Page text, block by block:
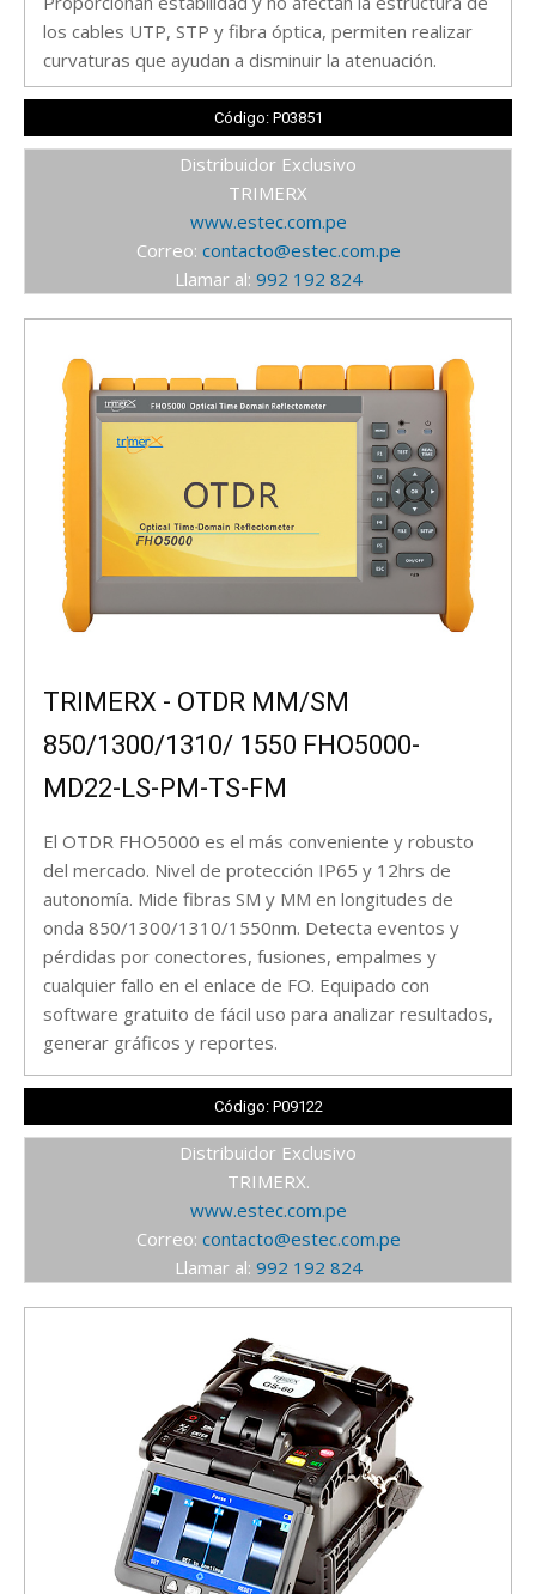
los cables UTP, STP y fibra óptica, permiten realizar
curvaturas que ayudan a disminuir la atenuación.
Código: P03851
Distribuidor Exclusivo
TRIMERX
www.estec.com.pe
Correo: contacto@estec.com.pe
Llamar al: 992 192 824
TRIMERX - OTDR MM/SM
850/1300/1310/ 1550 FHO5000-
MD22-LS-PM-TS-FM
El OTDR FHO5000 es el más conveniente y robusto
del mercado. Nivel de protección IP65 y 12hrs de
autonomía. Mide fibras SM y MM en longitudes de
onda 850/1300/1310/1550nm. Detecta eventos y
pérdidas por conectores, fusiones, empalmes y
cualquier fallo en el enlace de FO. Equipado con
software gratuito de fácil uso para analizar resultados,
generar gráficos y reportes.
Código: P09122
Distribuidor Exclusivo
TRIMERX.
www.estec.com.pe
Correo: contacto@estec.com.pe
Llamar al: 992 192 824